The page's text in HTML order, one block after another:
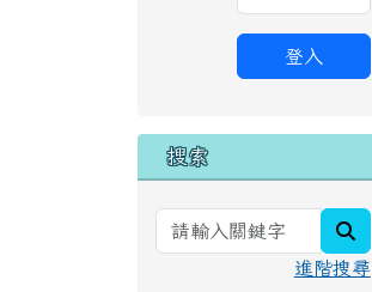
登入
搜索
進階搜尋